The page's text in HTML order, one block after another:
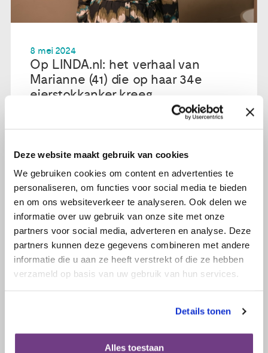
Deze website maakt gebruik van cookies
We gebruiken cookies om content en advertenties te
personaliseren, om functies voor social media te bieden
en om ons websiteverkeer te analyseren. Ook delen we
informatie over uw gebruik van onze site met onze
partners voor social media, adverteren en analyse. Deze
partners kunnen deze gegevens combineren met andere
informatie die u aan ze heeft verstrekt of die ze hebben
verzameld op basis van uw gebruik van hun services.
Details tonen
Alles toestaan
8 mei 2024
Op LINDA.nl: het verhaal van
Marianne (41) die op haar 34e
eierstokkanker kreeg